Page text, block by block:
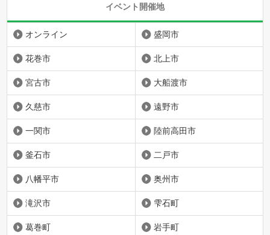
イベント開催地
オンライン 盛岡市
花巻市 北上市
宮古市 大船渡市
久慈市 遠野市
一関市 陸前高田市
釜石市 二戸市
八幡平市 奥州市
滝沢市 雫石町
葛巻町 岩手町